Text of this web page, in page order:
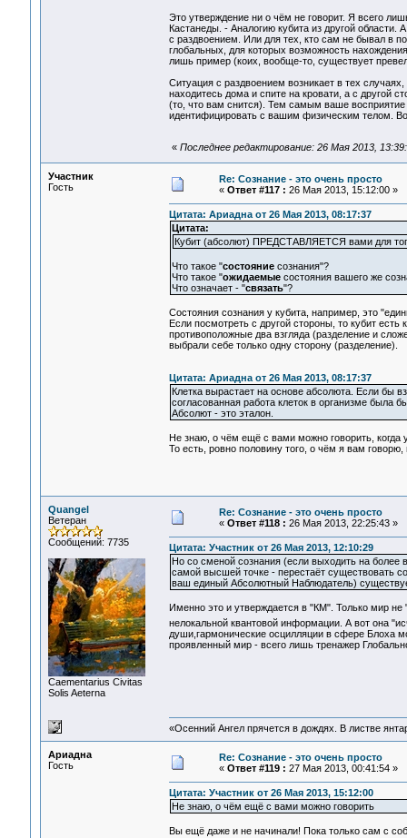
Это утверждение ни о чём не говорит. Я всего
Кастанеды. - Аналогию кубита из другой
с раздвоением. Или для тех, кто сам не бывал в
глобальных, для которых возможность
лишь пример (коих, вообще-то, существует
Ситуация с раздвоением возникает в тех
находитесь дома и спите на кровати, а с другой
(то, что вам снится). Тем самым ваше
идентифицировать с вашим физическим телом.
« Последнее редактирование: 26 Мая 2013,
Участник
Гость
Re: Сознание - это очень просто
« Ответ #117 : 26 Мая 2013, 15:12:00 »
Цитата: Ариадна от 26 Мая 2013, 08:17:37
Цитата:
Кубит (абсолют) ПРЕДСТАВЛЯЕТСЯ вами для
Что такое "состояниесознания"?
Что такое "ожидаемыесостояния вашего же
Что означает - "связать"?
Состояния сознания у кубита, например, это
Если посмотреть с другой стороны, то кубит
противоположные два взгляда (разделение и
выбрали себе только одну сторону (разделение).
Цитата: Ариадна от 26 Мая 2013, 08:17:37
Клетка вырастает на основе абсолюта. Если бы
согласованная работа клеток в организме была
Абсолют - это эталон.
Не знаю, о чём ещё с вами можно говорить, когда
То есть, ровно половину того, о чём я вам
Quangel
Ветеран
Сообщений: 7735
Сaementarius Civitas
Solis Aeterna
Re: Сознание - это очень просто
« Ответ #118 : 26 Мая 2013, 22:25:43 »
Цитата: Участник от 26 Мая 2013, 12:10:29
Но со сменой сознания (если выходить на
самой высшей точке - перестаёт существовать
ваш единый Абсолютный Наблюдатель)
Именно это и утверждается в "КМ". Только мир
нелокальной квантовой информации. А вот она
души,гармонические осцилляции в сфере Блоха
проявленный мир - всего лишь тренажер
«Осенний Ангел прячется в дождях. В листве
Ариадна
Гость
Re: Сознание - это очень просто
« Ответ #119 : 27 Мая 2013, 00:41:54 »
Цитата: Участник от 26 Мая 2013, 15:12:00
Не знаю, о чём ещё с вами можно говорить
Вы ещё даже и не начинали! Пока только сам с